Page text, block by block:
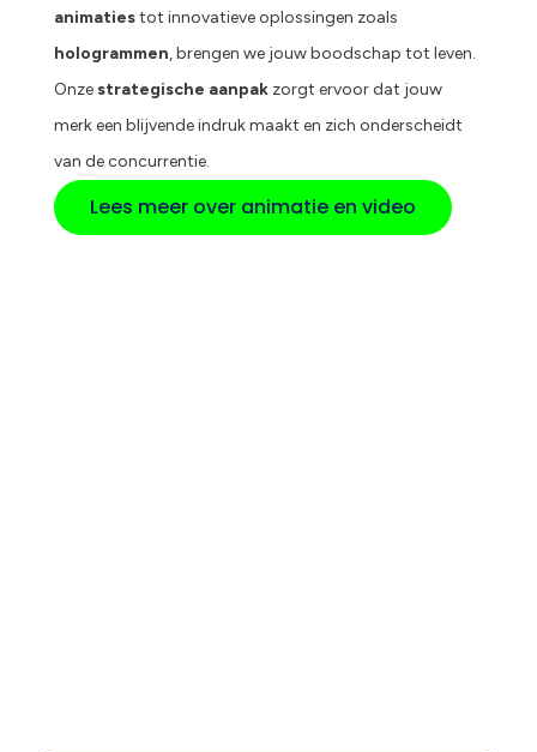
animatiestot innovatieve oplossingen zoals
hologrammen, brengen we jouw boodschap tot leven.
Onzestrategische aanpakzorgt ervoor dat jouw
merk een blijvende indruk maakt en zich onderscheidt
van de concurrentie.
Lees meer over animatie en video